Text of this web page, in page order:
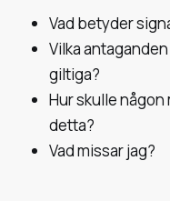
Vad betyder
Vilka
giltiga?
Hur skulle
detta?
Vad missar jag?